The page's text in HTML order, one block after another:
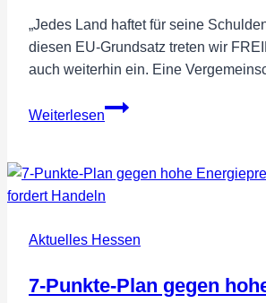
„Jedes Land haftet für seine
diesen EU-Grundsatz treten wir
auch weiterhin ein. Eine
Weiterlesen
Europawahl:
Aktuelles Hessen
7-Punkte-Plan gegen